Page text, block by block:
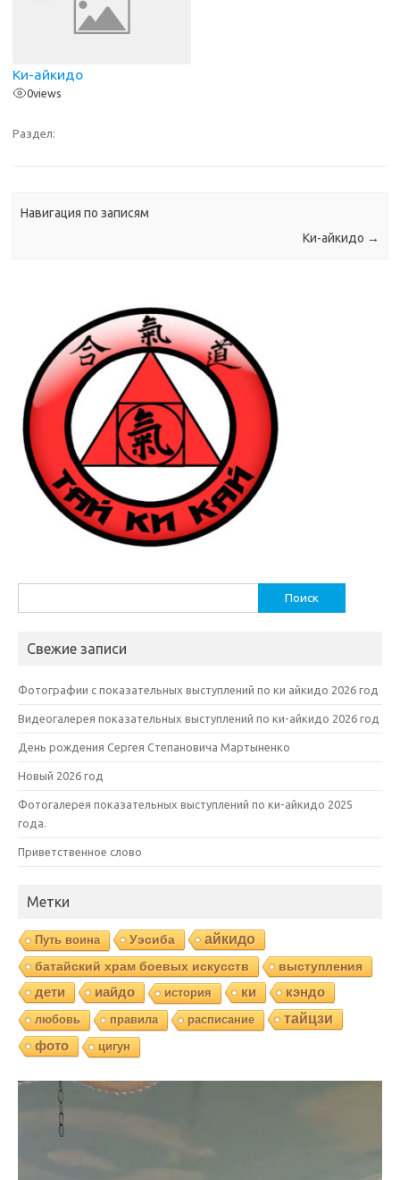
Ки-айкидо
0views
Раздел:
Навигация по записям
Ки-айкидо →
Свежие записи
Фотографии с показательных выступлений по ки айкидо 2026 год
Видеогалерея показательных выступлений по ки-айкидо 2026 год
День рождения Сергея Степановича Мартыненко
Новый 2026 год
Фотогалерея показательных выступлений по ки-айкидо 2025
года.
Приветственное слово
Метки
Путь воина Уэсиба айкидо
батайский храм боевых искусств
выступления
дети
иайдо история ки кэндо
любовь правила расписание тайцзи
фото цигун